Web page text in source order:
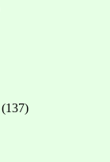
(137)